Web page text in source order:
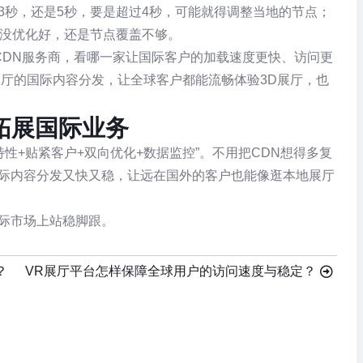
，还是5秒，要是超过4秒，可能就得调整当地的节点；
优化好，还是节点覆盖不够。
服务商，看哪一家让国际客户的加载速度更快、访问更
的国际内容分发，让全球客户都能流畅体验3D展厅，也
展国际业务
+贴紧客户+双向优化+数据监控”。不用把CDN想得多复
内容分发又快又稳，让远在国外的客户也能像逛本地展厅
市场上站稳脚跟。
VR展厅平台怎样保障全球用户的访问速度与稳定？